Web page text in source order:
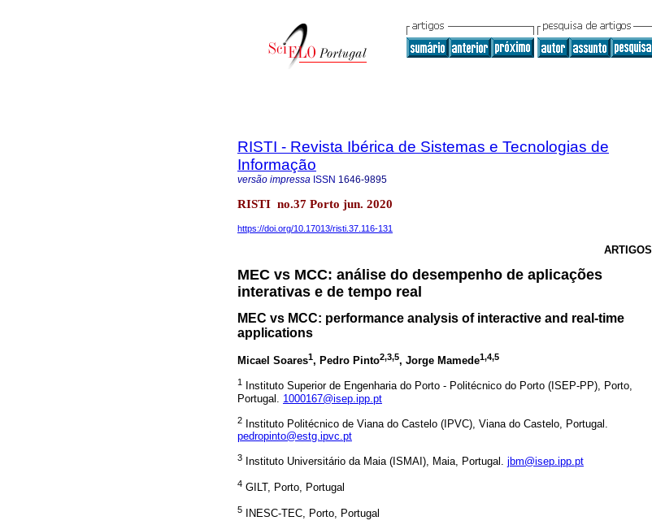
RISTI - Revista Ibérica de Sistemas e Tecnologias de
Informação
versão impressa ISSN 1646-9895
RISTI no.37 Porto jun. 2020
https://doi.org/10.17013/risti.37.116-131
ARTIGOS
MEC vs MCC: análise do desempenho de aplicações
interativas e de tempo real
MEC vs MCC: performance analysis of interactive and real-time
applications
Micael Soares1, Pedro Pinto2,3,5, Jorge Mamede1,4,5
1
Instituto Superior de Engenharia do Porto - Politécnico do Porto (ISEP-PP), Porto,
Portugal. 1000167@isep.ipp.pt
2
Instituto Politécnico de Viana do Castelo (IPVC), Viana do Castelo, Portugal.
pedropinto@estg.ipvc.pt
3 Instituto Universitário da Maia (ISMAI), Maia, Portugal. jbm@isep.ipp.pt
4 GILT, Porto, Portugal
5 INESC-TEC, Porto, Portugal